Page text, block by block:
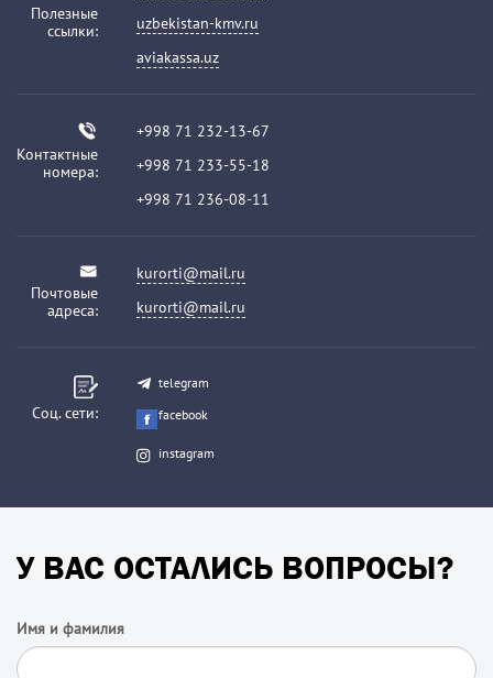
Полезные
ссылки:
uzbekistan-kmv.ru
aviakassa.uz
Контактные
номера:
+998 71 232-13-67
+998 71 233-55-18
+998 71 236-08-11
Почтовые
адреса:
kurorti@mail.ru
kurorti@mail.ru
Соц. сети:
telegram
facebook
instagram
У ВАС ОСТАЛИСЬ ВОПРОСЫ?
Имя и фамилия